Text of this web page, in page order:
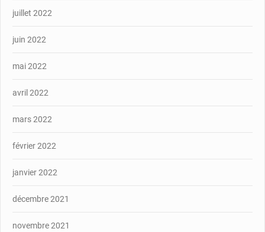
juillet 2022
juin 2022
mai 2022
avril 2022
mars 2022
février 2022
janvier 2022
décembre 2021
novembre 2021